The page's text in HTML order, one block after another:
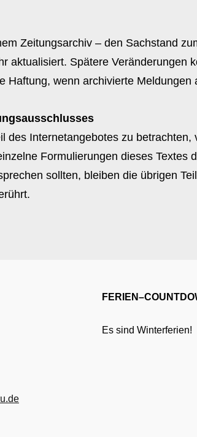
Zeitungsarchiv – den Sachstand
aktualisiert. Spätere Veränderungen
Haftung, wenn archivierte
des Internetangebotes zu
Formulierungen dieses Textes
sollten, bleiben die übrigen
Es sind Winterferien!